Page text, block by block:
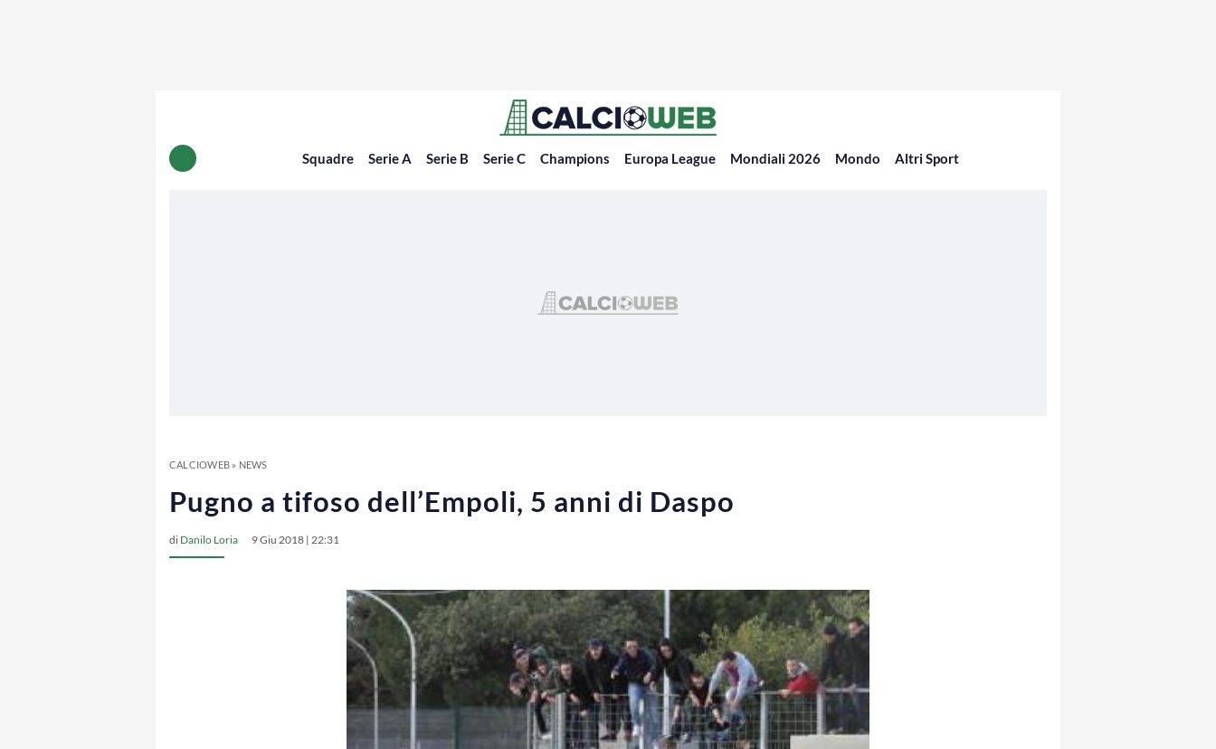
Squadre Serie A Serie B Serie C Champions Europa League Mondiali 2026 Mondo Altri Sport
CALCIOWEB» NEWS
Pugno a tifoso dell’Empoli, 5 anni di Daspo
di Danilo Loria 9 Giu 2018 | 22:31